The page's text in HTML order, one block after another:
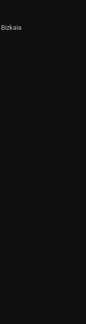
Bizkaia